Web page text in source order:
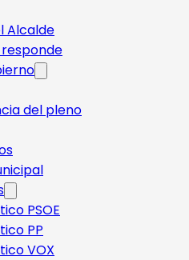
Alcalde
del pleno
PSOE
PP
VOX